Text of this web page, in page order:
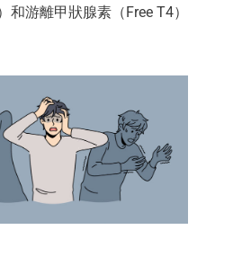
和游離甲狀腺素（Free T4）